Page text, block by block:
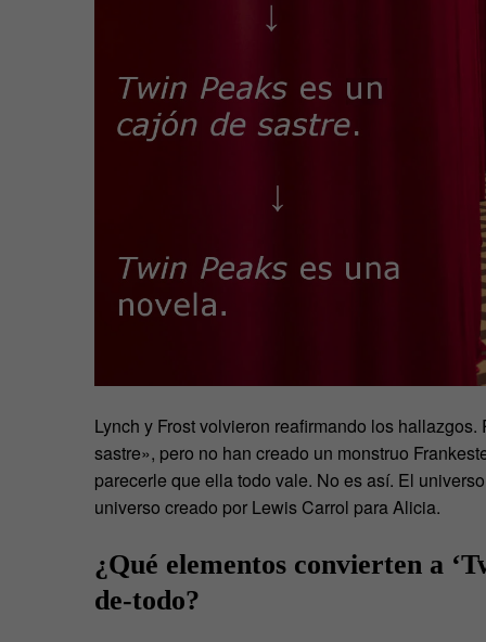
Lynch y Frost volvieron reafirmando los
sastre», pero no han creado un monstruo
parecerle que ella todo vale. No es así. El
universo creado por Lewis Carrol para Alicia.
¿Qué elementos convierten a
de-todo?